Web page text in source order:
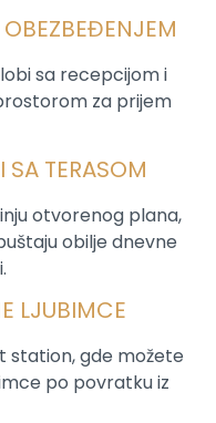
lobi sa recepcijom i
za prijem
TERASOM
otvorenog plana,
obilje dnevne
LJUBIMCE
station, gde možete
po povratku iz